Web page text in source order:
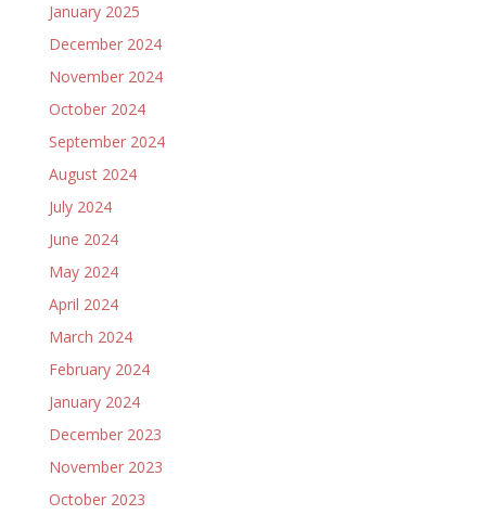
January 2025
December 2024
November 2024
October 2024
September 2024
August 2024
July 2024
June 2024
May 2024
April 2024
March 2024
February 2024
January 2024
December 2023
November 2023
October 2023